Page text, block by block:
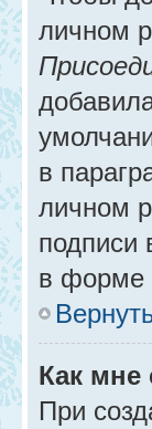
личном
в
личном
подписи
в форме
Как мне
При